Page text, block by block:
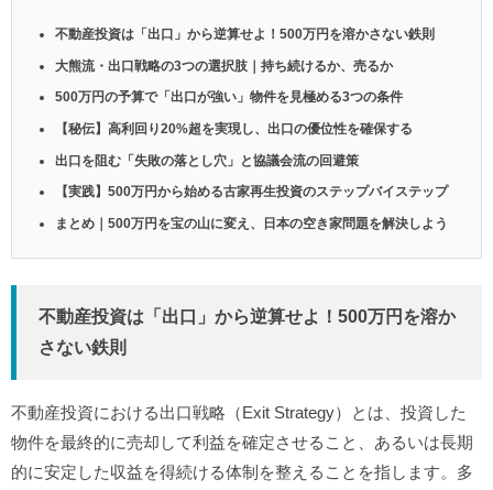
不動産投資は「出口」から逆算せよ！500万円を溶かさない鉄則
大熊流・出口戦略の3つの選択肢｜持ち続けるか、売るか
500万円の予算で「出口が強い」物件を見極める3つの条件
【秘伝】高利回り20%超を実現し、出口の優位性を確保する
出口を阻む「失敗の落とし穴」と協議会流の回避策
【実践】500万円から始める古家再生投資のステップバイステップ
まとめ｜500万円を宝の山に変え、日本の空き家問題を解決しよう
不動産投資は「出口」から逆算せよ！500万円を溶か
さない鉄則
不動産投資における出口戦略（Exit Strategy）とは、投資した
物件を最終的に売却して利益を確定させること、あるいは長期
的に安定した収益を得続ける体制を整えることを指します。多